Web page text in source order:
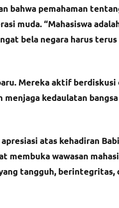
bahwa pemahaman
muda. “Mahasiswa
bela negara harus
Mereka aktif berdiskusi
kedaulatan
atas kehadiran
membuka wawasan
tangguh, berintegritas,